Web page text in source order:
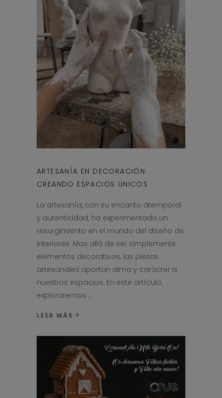
ARTESANÍA EN DECORACIÓN:
CREANDO ESPACIOS ÚNICOS
La artesanía, con su encanto atemporal
y autenticidad, ha experimentado un
resurgimiento en el mundo del diseño de
interiores. Mas allá de ser simplemente
elementos decorativos, las piezas
artesanales aportan alma y carácter a
nuestros espacios. En este artículo,
exploraremos
LEER MÁS